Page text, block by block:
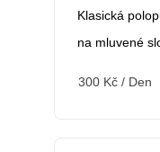
Klasická
na mluvené
300 Kč / Den